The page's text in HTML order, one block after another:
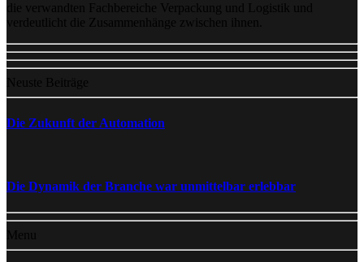
die verwandten Fachbereiche Verpackung und Logistik und
verdeutlicht die Zusammenhänge zwischen ihnen.
Neuste Beiträge
Die Zukunft der Automation
Die Dynamik der Branche war unmittelbar erlebbar
Menu